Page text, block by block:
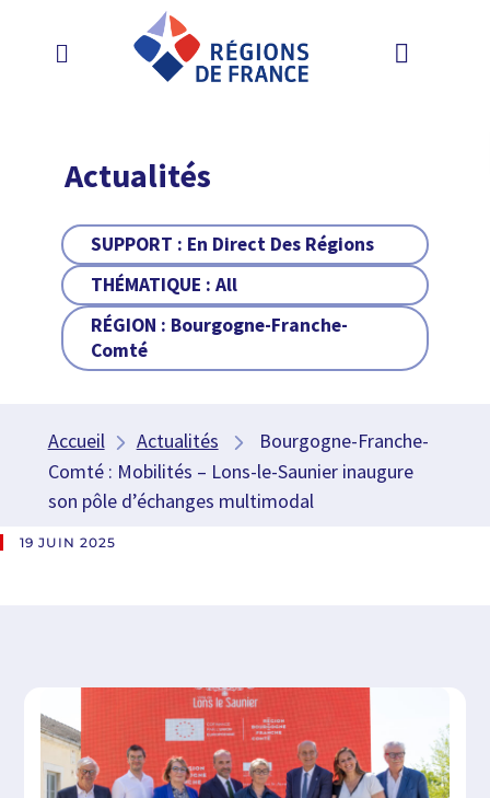
Actualités
SUPPORT : En Direct Des Régions
THÉMATIQUE :All
RÉGION : Bourgogne-Franche-
Comté
Accueil Actualités
Bourgogne-Franche-
Comté : Mobilités – Lons-le-Saunier inaugure
son pôle d’échanges multimodal
19 JUIN 2025